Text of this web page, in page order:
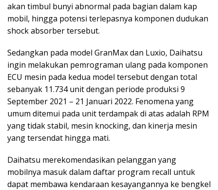
akan timbul bunyi abnormal pada bagian dalam kap
mobil, hingga potensi terlepasnya komponen dudukan
shock absorber tersebut.
Sedangkan pada model GranMax dan Luxio, Daihatsu
ingin melakukan pemrograman ulang pada komponen
ECU mesin pada kedua model tersebut dengan total
sebanyak 11.734 unit dengan periode produksi 9
September 2021 – 21 Januari 2022. Fenomena yang
umum ditemui pada unit terdampak di atas adalah RPM
yang tidak stabil, mesin knocking, dan kinerja mesin
yang tersendat hingga mati.
Daihatsu merekomendasikan pelanggan yang
mobilnya masuk dalam daftar program recall untuk
dapat membawa kendaraan kesayangannya ke bengkel